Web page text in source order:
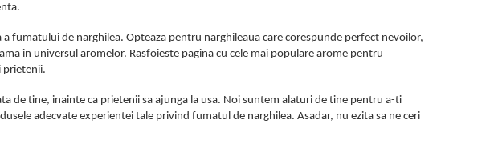
fumatului de narghilea. Opteaza pentru narghileaua care corespunde perfect nevoilor,
in universul aromelor. Rasfoieste pagina cu cele mai populare arome pentru
prietenii.
de tine, inainte ca prietenii sa ajunga la usa. Noi suntem alaturi de tine pentru a-ti
adecvate experientei tale privind fumatul de narghilea. Asadar, nu ezita sa ne ceri